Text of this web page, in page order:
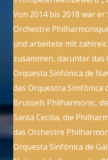
Von 2014 bis 2018 war
Orchestre
und arbeitete mit
zusammen, darunter das
Orquesta Sinfónica de
das Orquestra Simfònica
Brussels Philharmonic,
Santa Cecilia, die
das Orchestre
Orquesta Sinfónica de